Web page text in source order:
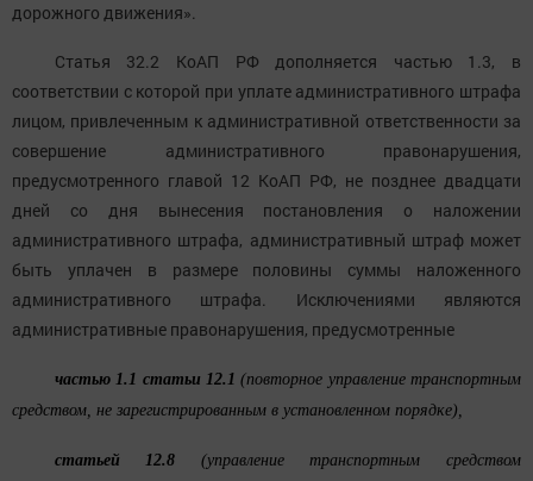
дорожного движения».
Статья 32.2 КоАП РФ дополняется частью 1.3, в
соответствии с которой при уплате административного штрафа
лицом, привлеченным к административной ответственности за
совершение административного правонарушения,
предусмотренного главой 12 КоАП РФ, не позднее двадцати
дней со дня вынесения постановления о наложении
административного штрафа, административный штраф может
быть уплачен в размере половины суммы наложенного
административного штрафа. Исключениями являются
административные правонарушения, предусмотренные
частью 1.1 статьи 12.1 (повторное управление транспортным
средством, не зарегистрированным в установленном порядке),
статьей 12.8 (управление транспортным средством